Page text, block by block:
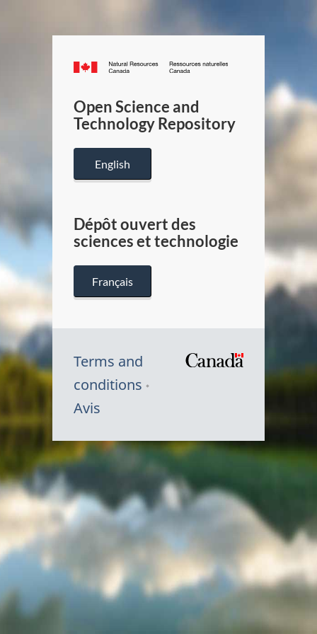
Canada.ca
/
Canada
Open Science and
Technology Repository
English
Dépôt ouvert des
sciences et technologie
Français
Terms and
conditions
Avis
Symbole
du